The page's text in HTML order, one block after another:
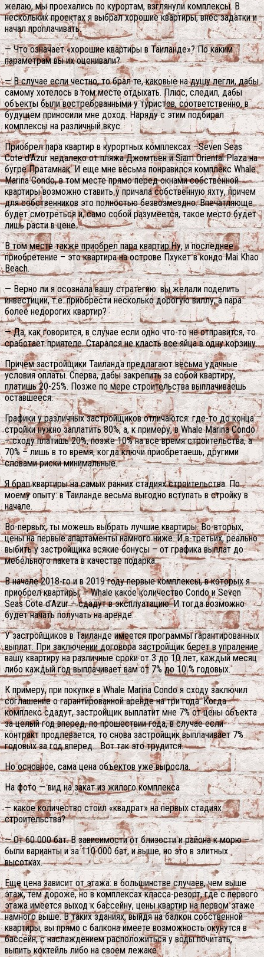
желаю, мы проехались по курортам, взглянули комплексы. В
нескольких проектах я выбрал хорошие квартиры, внес задатки и
начал проплачивать.
— Что означает «хорошие квартиры в Таиланде»? По каким
параметрам вы их оценивали?
— В случае если честно, то брал те, каковые на душу легли, дабы
самому хотелось в том месте отдыхать. Плюс, следил, дабы
объекты были востребованными у туристов, соответственно, в
будущем приносили мне доход. Наряду с этим подбирал
комплексы на различный вкус.
Приобрел пара квартир в курортных комплексах –Seven Seas
Cote d’Azur недалеко от пляжа Джомтьен и Siam Oriental Plaza на
бугре Пратамнак. И еще мне весьма понравился комплекс Whale
Marina Condo, в том месте прямо перед окнами собственной
квартиры возможно ставить у причала собственную яхту, причем
для собственников это полностью безвозмездно. Впечатляюще
будет смотреться и, само собой разумеется, такое место будет
лишь расти в цене.
В том месте также приобрел пара квартир.Ну, и последнее
приобретение – это квартира на острове Пхукет в кондо Mai Khao
Beach.
— Верно ли я осознала вашу стратегию: вы желали поделить
инвестиции, т.е. приобрести несколько дорогую виллу, а пара
более недорогих квартир?
— Да, как говорится, в случае если одно что-то не отправится, то
сработает приятеле. Старался не класть все яйца в одну корзину.
Причем застройщики Таиланда предлагают весьма удачные
условия оплаты. Сперва, дабы закрепить за собой квартиру,
платишь 20-25%. Позже по мере строительства выплачиваешь
оставшееся.
Графики у различных застройщиков отличаются: где-то до конца
стройки нужно заплатить 80%, а, к примеру, в Whale Marina Condo
– сходу платишь 20%, позже 10% на все время строительства, а
70% – лишь в то время, когда ключи приобретаешь, другими
словами риски минимальные.
Я брал квартиры на самых ранних стадиях строительства. По
моему опыту: в Таиланде весьма выгодно вступать в стройку в
начале.
Во-первых, ты можешь выбрать лучшие квартиры. Во-вторых,
цены на первые апартаменты намного ниже. И в-третьих, реально
выбить у застройщика всякие бонусы – от графика выплат до
мебельного пакета в качестве подарка.
В начале 2018-го и в 2019 году первые комплексы, в которых я
приобрел квартиры, – Whale какое количество Condo и Seven
Seas Cote d’Azur – сдадут в эксплуатацию. И тогда возможно
будет начать получать на аренде.
У застройщиков в Таиланде имеется программы гарантированных
выплат. При заключении договора застройщик берет в упраление
вашу квартиру на различные сроки от 3 до 10 лет, каждый месяц
либо каждый год выплачивает вам от 7% до 10 % годовых.
К примеру, при покупке в Whale Marina Condo я сходу заключил
соглашение о гарантированной аренде на три года. Когда
комплекс сдадут, застройщик выплатит мне 7% от цены объекта
за целый год вперед, по прошествии года, в случае если
контракт продлевается, то снова застройщик выплачивает 7%
годовых за год вперед… Вот так это трудится.
Но основное, сама цена объектов уже выросла.
На фото — вид на закат из жилого комплекса
— какое количество стоил «квадрат» на первых стадиях
строительства?
— От 60 000 бат. В зависимости от близости и района к морю –
были варианты и за 110 000 бат, и выше, но это в элитных
высотках.
Еще цена зависит от этажа: в большинстве случаев, чем выше
этаж, тем дороже, но в комплексах класса-резорт, где с первого
этажа имеется выход к бассейну, цены квартир на первом этаже
намного выше. В таких зданиях, выйдя на балкон собственной
квартиры, вы прямо с балкона имеете возможность окунутся в
бассейн, с наслаждением расположиться у воды почитать,
выпить коктейль либо на своем лежаке.